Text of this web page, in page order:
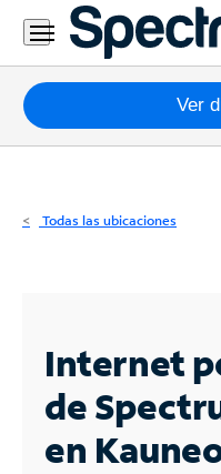
Residencial
Business
Paquetes
Internet
Business
Contáctanos
Ver
Todas las ubicaciones
Internet
de
en